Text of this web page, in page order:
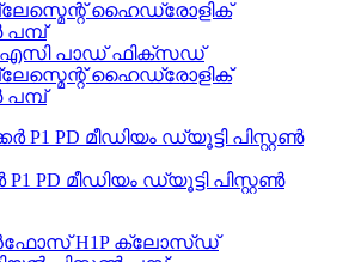
പാഡ് ഫിക്സഡ്
ഹൈഡ്രോളിക്
പമ്പ്
P1 PD മീഡിയം ഡ്യൂട്ടി പിസ്റ്റൺ